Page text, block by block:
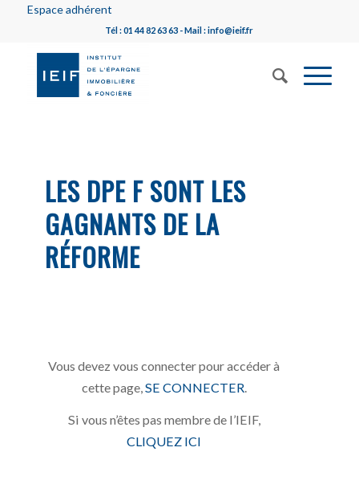
Espace adhérent
Tél : 01 44 82 63 63 - Mail : info@ieif.fr
LES DPE F SONT LES
GAGNANTS DE LA
RÉFORME
Vous devez vous connecter pour accéder à
cette page, SE CONNECTER
Si vous n’êtes pas membre de l’IEIF,
CLIQUEZ ICI